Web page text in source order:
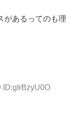
があるってのも理
ID:gIrBzyU0O